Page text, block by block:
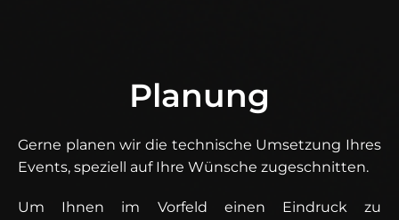
Planung
Gerne planen wir die technische Umsetzung Ihres
Events, speziell auf Ihre Wünsche zugeschnitten.
Um Ihnen im Vorfeld einen Eindruck zu